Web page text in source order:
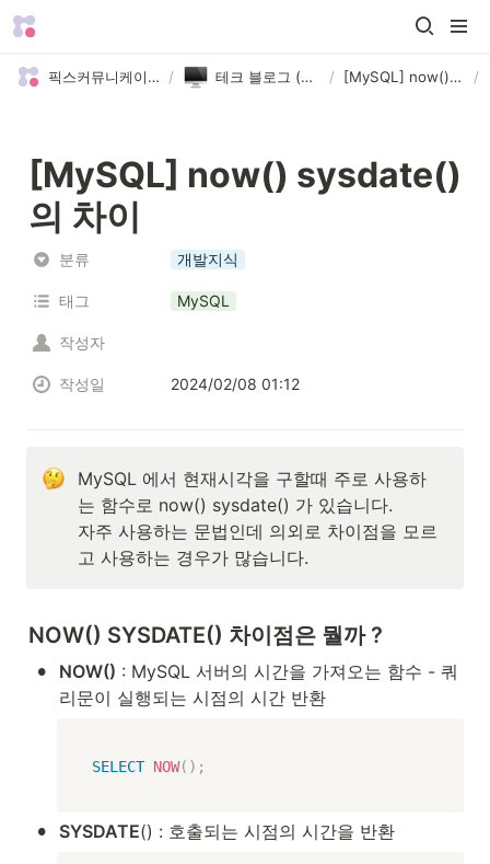
픽스커뮤니케이션, We are Picks 😄 / 테크 블로그 (Picks Tech) / [MySQL] now() sysdate() 의 차이 /
[MySQL] now() sysdate()
의 차이
분류 개발지식
태그 MySQL
작성자
작성일 2024/02/08 01:12
MySQL 에서 현재시각을 구할때 주로 사용하
는 함수로 now() sysdate() 가 있습니다.
자주 사용하는 문법인데 의외로 차이점을 모르
고 사용하는 경우가 많습니다.
NOW() SYSDATE() 차이점은 뭘까 ?
• NOW() : MySQL 서버의 시간을 가져오는 함수 - 쿼
리문이 실행되는 시점의 시간 반환
SELECT NOW( ) ;
• SYSDATE() : 호출되는 시점의 시간을 반환